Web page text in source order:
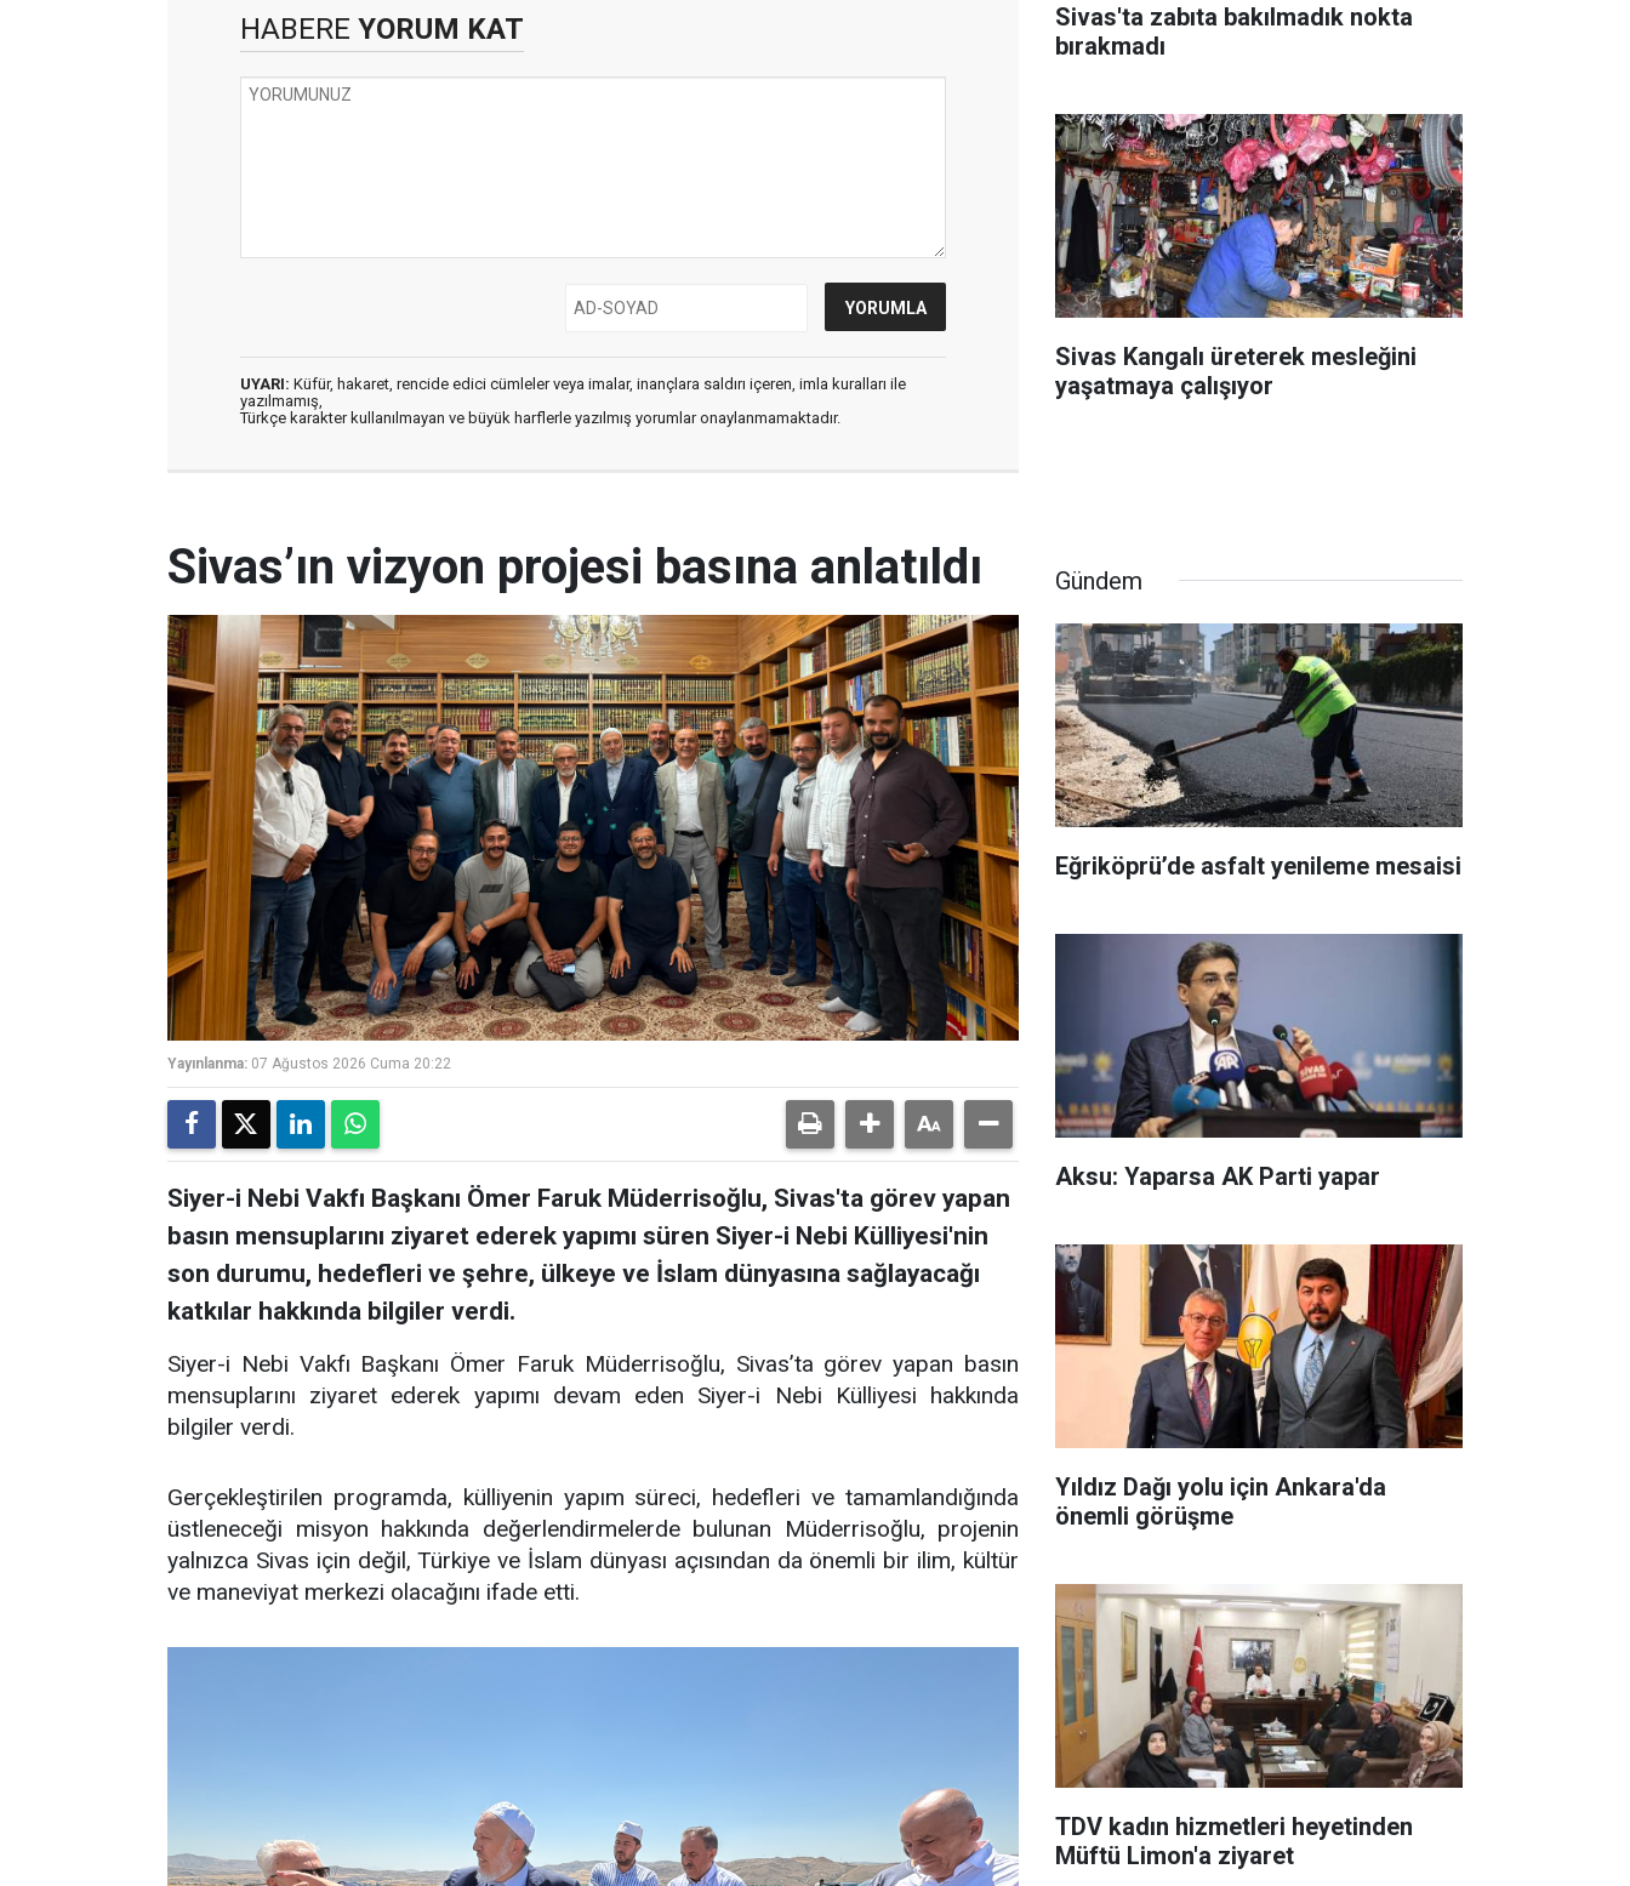
HABERE YORUM KAT
UYARI: Küfür, hakaret, rencide edici cümleler veya imalar, inançlara saldırı içeren, imla kuralları ile
yazılmamış,
Türkçe karakter kullanılmayan ve büyük harflerle yazılmış yorumlar onaylanmamaktadır.
Sivas'ta zabıta bakılmadık nokta
bırakmadı
Sivas Kangalı üreterek mesleğini
yaşatmaya çalışıyor
Sivas’ın vizyon projesi basına anlatıldı
Yayınlanma: 07 Ağustos 2026 Cuma 20:22
Siyer-i Nebi Vakfı Başkanı Ömer Faruk Müderrisoğlu, Sivas'ta görev yapan
basın mensuplarını ziyaret ederek yapımı süren Siyer-i Nebi Külliyesi'nin
son durumu, hedefleri ve şehre, ülkeye ve İslam dünyasına sağlayacağı
katkılar hakkında bilgiler verdi.
Siyer-i Nebi Vakfı Başkanı Ömer Faruk Müderrisoğlu, Sivas’ta görev yapan basın
mensuplarını ziyaret ederek yapımı devam eden Siyer-i Nebi Külliyesi hakkında
bilgiler verdi.
Gerçekleştirilen programda, külliyenin yapım süreci, hedefleri ve tamamlandığında
üstleneceği misyon hakkında değerlendirmelerde bulunan Müderrisoğlu, projenin
yalnızca Sivas için değil, Türkiye ve İslam dünyası açısından da önemli bir ilim, kültür
ve maneviyat merkezi olacağını ifade etti.
Gündem
Eğriköprü’de asfalt yenileme mesaisi
Aksu: Yaparsa AK Parti yapar
Yıldız Dağı yolu için Ankara'da
önemli görüşme
TDV kadın hizmetleri heyetinden
Müftü Limon'a ziyaret